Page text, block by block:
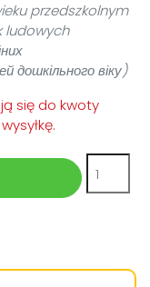
przedszkolnym
ludowych
дошкільного віку)
się do kwoty